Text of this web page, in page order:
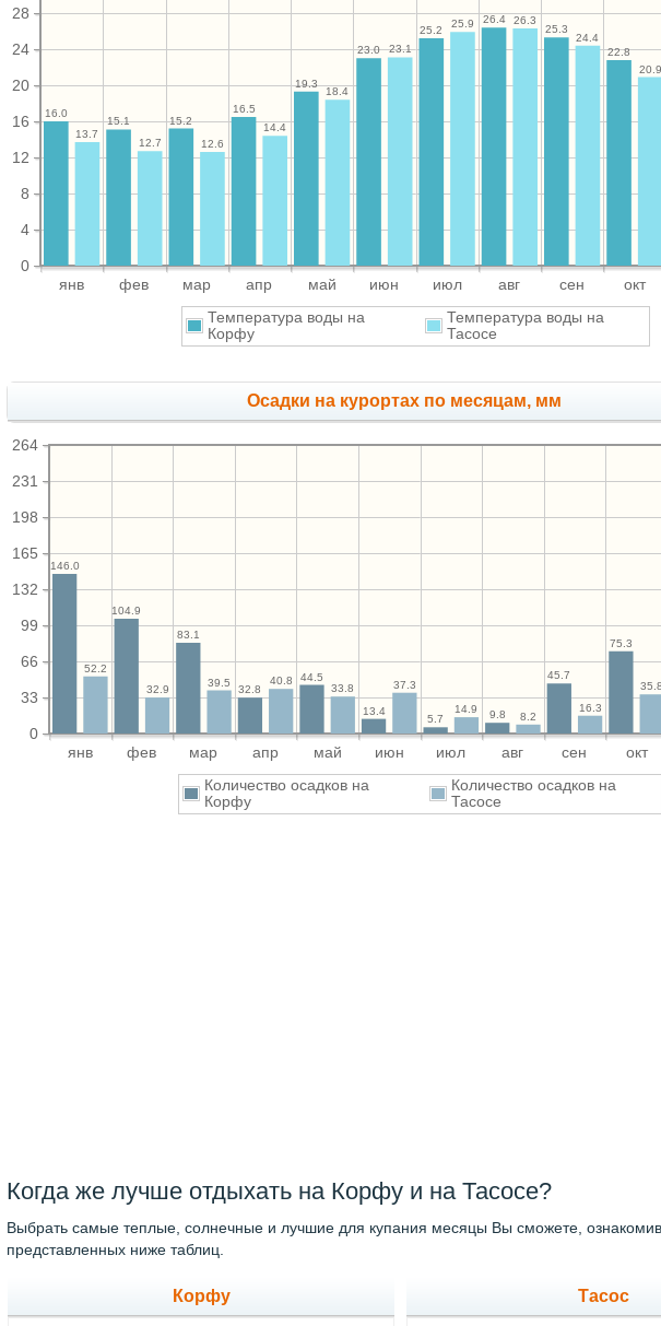
янв фев мар апр май июн июл авг сен окт
0
4
8
12
16
20
24
28
22.8
25.3
26.4
25.2
23.0
19.3
16.5
15.2
15.1
16.0
20.9
24.4
26.3
25.9
23.1
18.4
14.4
12.6
12.7
13.7
Температура воды на
Корфу
Температура воды на
Тасосе
Осадки на курортах по месяцам, мм
янв фев мар апр май июн июл авг сен окт
0
33
66
99
132
165
198
231
264
75.3
45.7
9.8
5.7
13.4
44.5
32.8
83.1
104.9
146.0
35.8
16.3
8.2
14.9
37.3
33.8
40.8
39.5
32.9
52.2
Количество осадков на
Корфу
Количество осадков на
Тасосе
Когда же лучше отдыхать на Корфу и на Тасосе?
Выбрать самые теплые, солнечные и лучшие для купания месяцы Вы сможете,
представленных ниже таблиц.
Корфу Тасос